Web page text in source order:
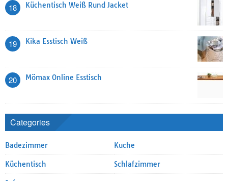
18 Küchentisch Weiß Rund Jacket
19 Kika Esstisch Weiß
20 Mömax Online Esstisch
Categories
Badezimmer Kuche
Küchentisch Schlafzimmer